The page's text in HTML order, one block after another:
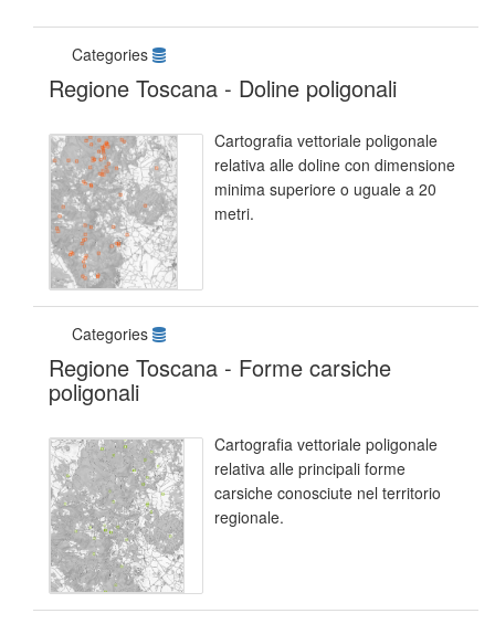
Categories
Regione Toscana - Doline poligonali
Cartografia vettoriale poligonale
relativa alle doline con dimensione
minima superiore o uguale a 20
metri.
Categories
Regione Toscana - Forme carsiche
poligonali
Cartografia vettoriale poligonale
relativa alle principali forme
carsiche conosciute nel territorio
regionale.